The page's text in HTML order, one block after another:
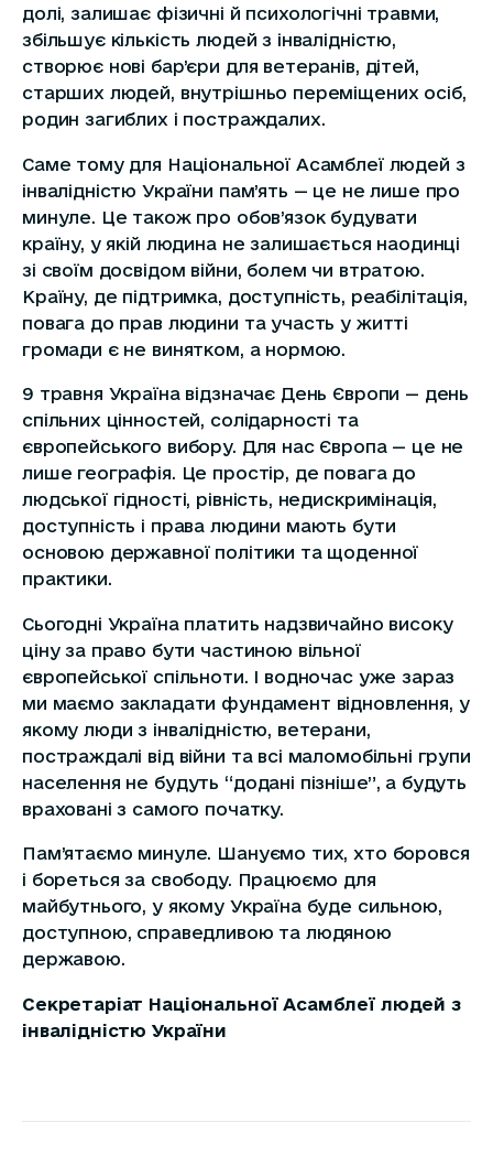
долі, залишає фізичні й психологічні травми,
збільшує кількість людей з інвалідністю,
створює нові бар’єри для ветеранів, дітей,
старших людей, внутрішньо переміщених осіб,
родин загиблих і постраждалих.
Саме тому для Національної Асамблеї людей з
інвалідністю України пам’ять — це не лише про
минуле. Це також про обов’язок будувати
країну, у якій людина не залишається наодинці
зі своїм досвідом війни, болем чи втратою.
Країну, де підтримка, доступність, реабілітація,
повага до прав людини та участь у житті
громади є не винятком, а нормою.
9 травня Україна відзначає День Європи — день
спільних цінностей, солідарності та
європейського вибору. Для нас Європа — це не
лише географія. Це простір, де повага до
людської гідності, рівність, недискримінація,
доступність і права людини мають бути
основою державної політики та щоденної
практики.
Сьогодні Україна платить надзвичайно високу
ціну за право бути частиною вільної
європейської спільноти. І водночас уже зараз
ми маємо закладати фундамент відновлення, у
якому люди з інвалідністю, ветерани,
постраждалі від війни та всі маломобільні групи
населення не будуть “додані пізніше”, а будуть
враховані з самого початку.
Пам’ятаємо минуле. Шануємо тих, хто боровся
і бореться за свободу. Працюємо для
майбутнього, у якому Україна буде сильною,
доступною, справедливою та людяною
державою.
Секретаріат Національної Асамблеї людей з
інвалідністю України